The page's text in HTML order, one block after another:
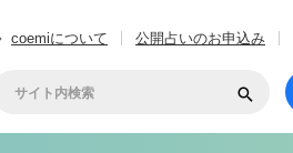
coemiについて 公開占いのお申込み